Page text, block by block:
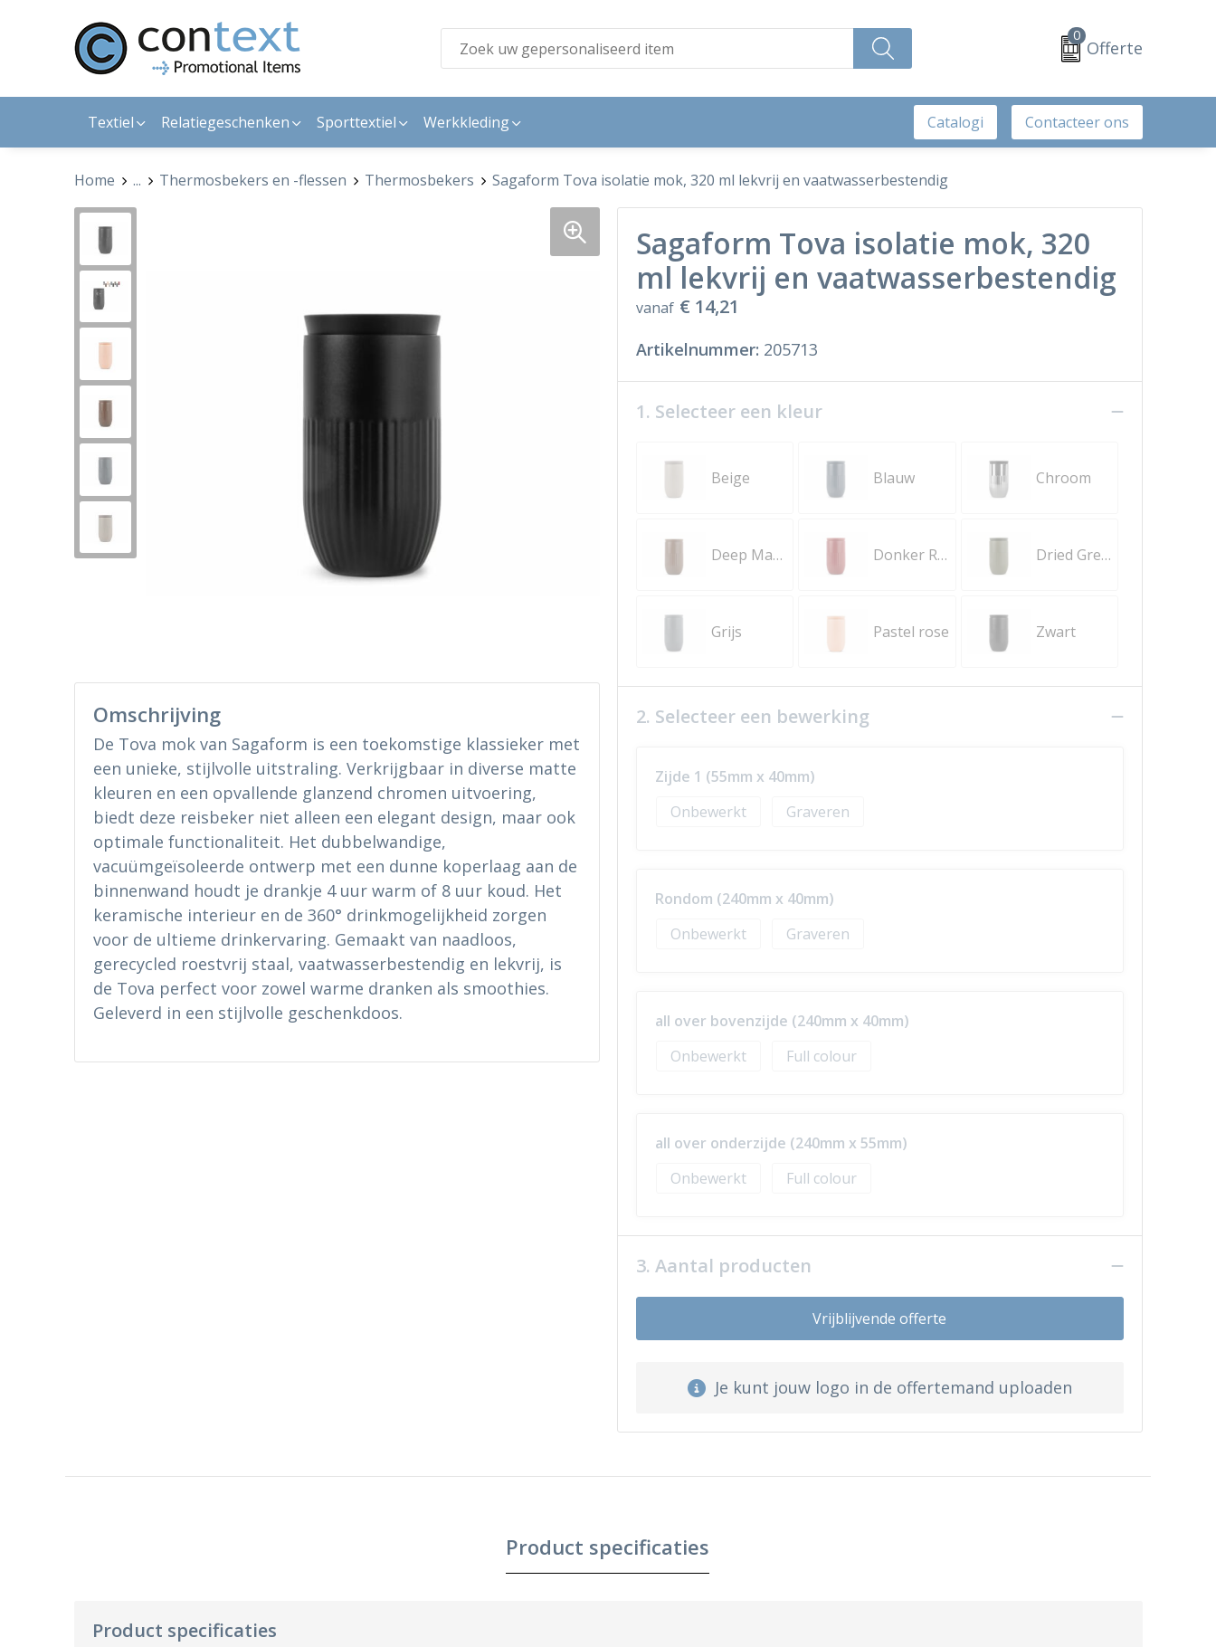
0
Offerte
Textiel Relatiegeschenken Sporttextiel Werkkleding Catalogi Contacteer ons
Home ... Thermosbekers en -flessen Thermosbekers Sagaform Tova isolatie mok, 320 ml lekvrij en vaatwasserbestendig
Omschrijving
De Tova mok van Sagaform is een toekomstige klassieker met
een unieke, stijlvolle uitstraling. Verkrijgbaar in diverse matte
kleuren en een opvallende glanzend chromen uitvoering,
biedt deze reisbeker niet alleen een elegant design, maar ook
optimale functionaliteit. Het dubbelwandige,
vacuümgeïsoleerde ontwerp met een dunne koperlaag aan de
binnenwand houdt je drankje 4 uur warm of 8 uur koud. Het
keramische interieur en de 360° drinkmogelijkheid zorgen
voor de ultieme drinkervaring. Gemaakt van naadloos,
gerecycled roestvrij staal, vaatwasserbestendig en lekvrij, is
de Tova perfect voor zowel warme dranken als smoothies.
Geleverd in een stijlvolle geschenkdoos.
Sagaform Tova isolatie mok, 320
ml lekvrij en vaatwasserbestendig
vanaf € 14,21
Artikelnummer: 205713
1. Selecteer een kleur
Beige Blauw Chroom
Deep Mauve Donker Rood Dried Green
Grijs Pastel rose Zwart
2. Selecteer een bewerking
Zijde 1 (55mm x 40mm)
Onbewerkt
Graveren
Rondom (240mm x 40mm)
Onbewerkt
Graveren
all over bovenzijde (240mm x 40mm)
Onbewerkt
Full colour
all over onderzijde (240mm x 55mm)
Onbewerkt
Full colour
3. Aantal producten
Vrijblijvende offerte
Je kunt jouw logo in de offertemand uploaden
Product specificaties
Product specificaties